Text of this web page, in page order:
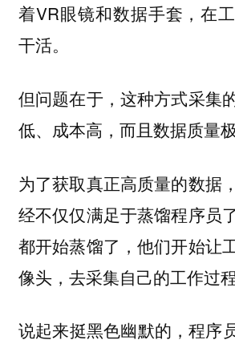
着VR眼镜和数据手套，在
干活。
但问题在于，这种方式采集
低、成本高，而且数据质量极
为了获取真正高质量的数据
经不仅仅满足于蒸馏程序员
都开始蒸馏了，他们开始让
像头，去采集自己的工作过程
说起来挺黑色幽默的，程序